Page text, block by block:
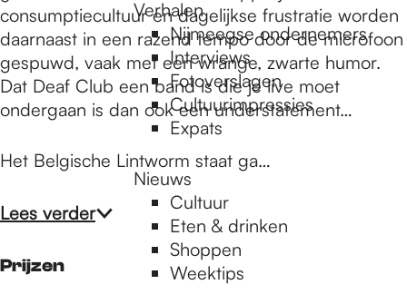
Verhalen
Nijmeegse ondernemers
Interviews
Fotoverslagen
Cultuurimpressies
Expats
Nieuws
Cultuur
Eten & drinken
Shoppen
Weektips
consumptiecultuur en dagelijkse frustratie worden
daarnaast in een razend tempo door de microfoon
gespuwd, vaak met een wrange, zwarte humor.
Dat Deaf Club een band is die je live moet
ondergaan is dan ook een understatement…
Het Belgische Lintworm staat ga…
Lees verder
Prijzen